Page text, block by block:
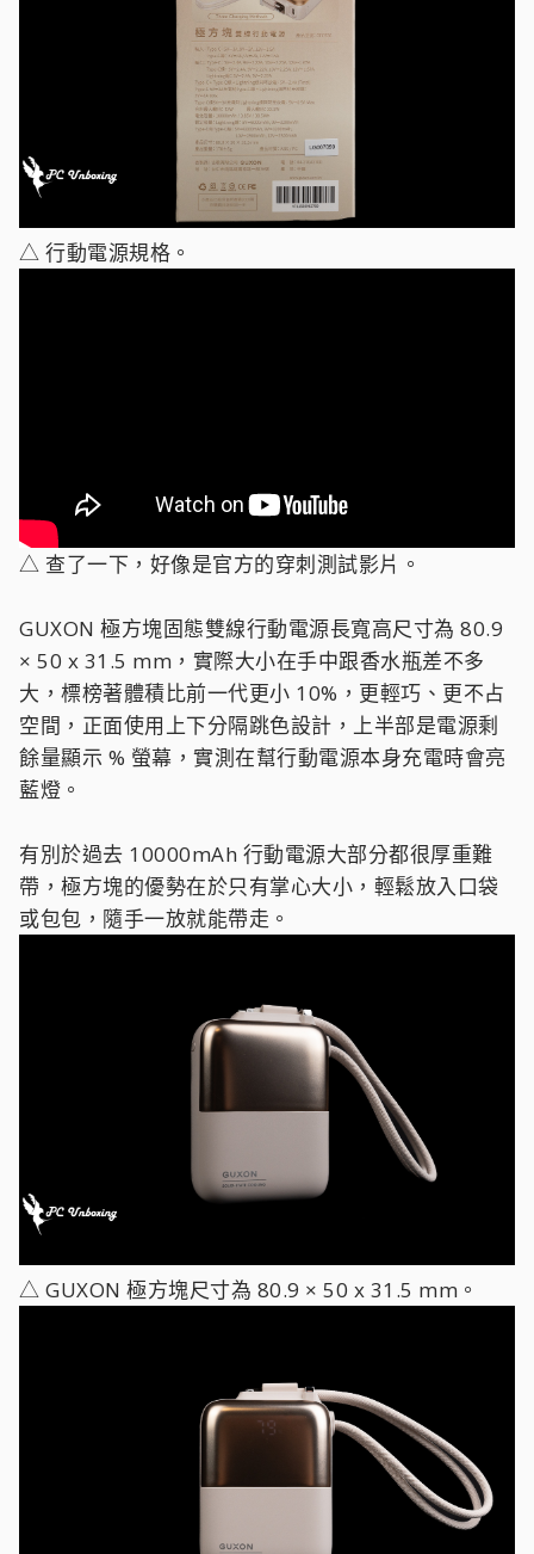
△ 行動電源規格。
△ 查了一下，好像是官方的穿刺測試影片。
GUXON 極方塊固態雙線行動電源長寬高尺寸為 80.9
× 50 x 31.5 mm，實際大小在手中跟香水瓶差不多
大，標榜著體積比前一代更小 10%，更輕巧、更不占
空間，正面使用上下分隔跳色設計，上半部是電源剩
餘量顯示 % 螢幕，實測在幫行動電源本身充電時會亮
藍燈。
有別於過去 10000mAh 行動電源大部分都很厚重難
帶，極方塊的優勢在於只有掌心大小，輕鬆放入口袋
或包包，隨手一放就能帶走。
△ GUXON 極方塊尺寸為 80.9 × 50 x 31.5 mm。